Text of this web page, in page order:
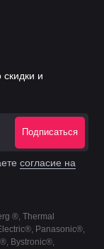
и
Подписаться
согласие на
®, Thermal
Panasonic®,
Bystronic®,